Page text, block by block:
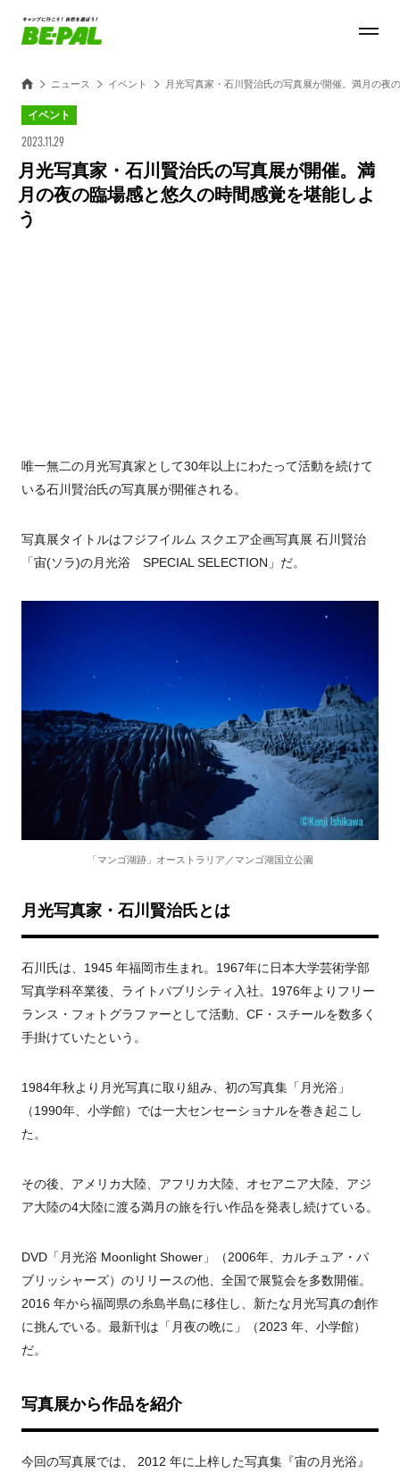
ニュース イベント 月光写真家・石川賢治氏の写真展が開催。満月の夜
イベント
2023.11.29
月光写真家・石川賢治氏の写真展が開催。満
月の夜の臨場感と悠久の時間感覚を堪能しよ
う
唯一無二の月光写真家として30年以上にわたって活動を続けて
いる石川賢治氏の写真展が開催される。
写真展タイトルはフジフイルム スクエア企画写真展 石川賢治
「宙(ソラ)の月光浴 SPECIAL SELECTION 」だ。
「マンゴ湖跡」オーストラリア／マンゴ湖国立公園
月光写真家・石川賢治氏とは
石川氏は、 1945 年福岡市生まれ。 1967年に日本大学芸術学部
写真学科卒業後、ライトパブリシティ入社。 1976年よりフリー
ランス・フォトグラファーとして活動、 CF ・スチールを数多く
手掛けていたという。
1984年秋より月光写真に取り組み、初の写真集「月光浴」
（1990年、小学館） では一大センセーショナルを巻き起こし
た。
その後、アメリカ大陸、アフリカ大陸、オセアニア大陸、アジ
ア大陸の4大陸に渡る満月の旅を行い作品を発表し続けている。
DVD 「月光浴 Moonlight Shower 」（2006年、カルチュア・パ
ブリッシャーズ）のリリースの他 、全国で展覧会を多数開催。
2016 年から福岡県の糸島半島に移住し、新たな月光写真の創作
に挑んでいる。最新刊は「月夜の晩に」（2023 年、小学館）
だ。
写真展から作品を紹介
今回の写真展では、 2012 年に上梓した写真集『宙の月光浴』